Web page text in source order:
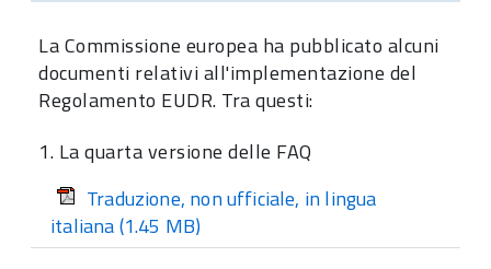
La Commissione europea ha pubblicato alcuni
documenti relativi all'implementazione del
Regolamento EUDR. Tra questi:
1. La quarta versione delle FAQ
Traduzione, non ufficiale, in lingua
italiana(1.45 MB)